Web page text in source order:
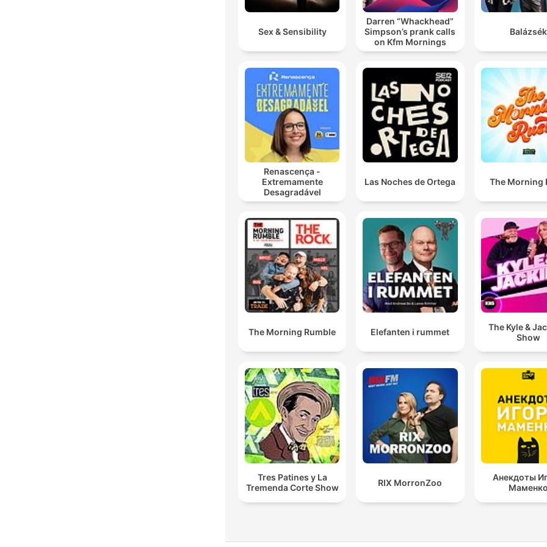
Sex & Sensibility
Darren “Whackhead”
Simpson’s prank calls
on Kfm Mornings
Balázsék
Renascença -
Extremamente
Desagradável
Las Noches de Ortega The Morning
The Morning Rumble Elefanten i rummet
The Kyle &
Show
Tres Patines y La
Tremenda Corte Show
RIX MorronZoo
Анекдоты